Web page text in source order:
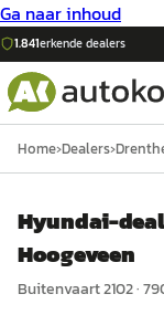
Ga naar inhoud
1.841erkende dealers
Home›Dealers›
Hyundai-
Hoogeveen
Buitenvaart 2102·